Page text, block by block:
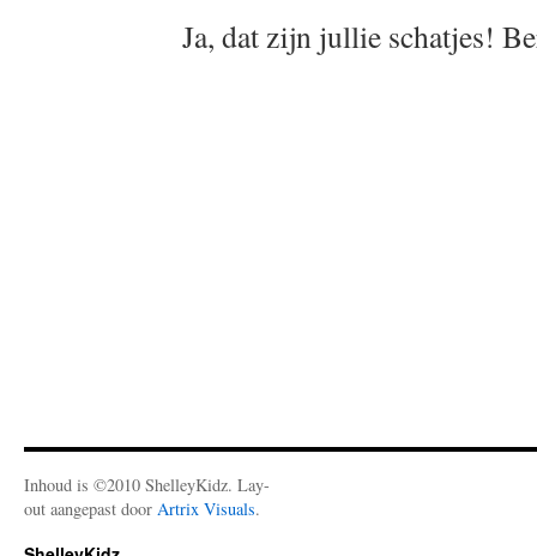
Ja, dat zijn jullie schatjes!
Inhoud is ©2010 ShelleyKidz. Lay-
out aangepast door Artrix Visuals.